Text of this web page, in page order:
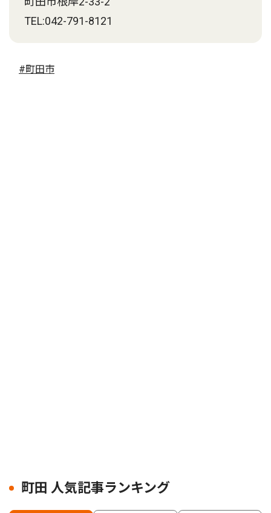
TEL:042-791-8121
#町田市
町田 人気記事ランキング